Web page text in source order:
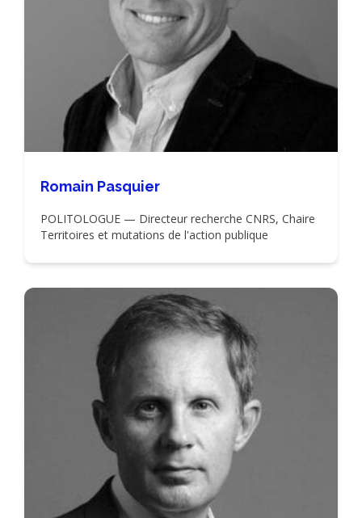
Romain Pasquier
POLITOLOGUE — Directeur recherche CNRS, Chaire
Territoires et mutations de l'action publique